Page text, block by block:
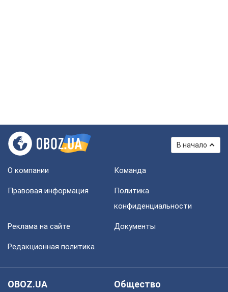
В начало
О компании Команда
Правовая информация
Политика
конфиденциальности
Реклама на сайте Документы
Редакционная политика
OBOZ.UA
Общество